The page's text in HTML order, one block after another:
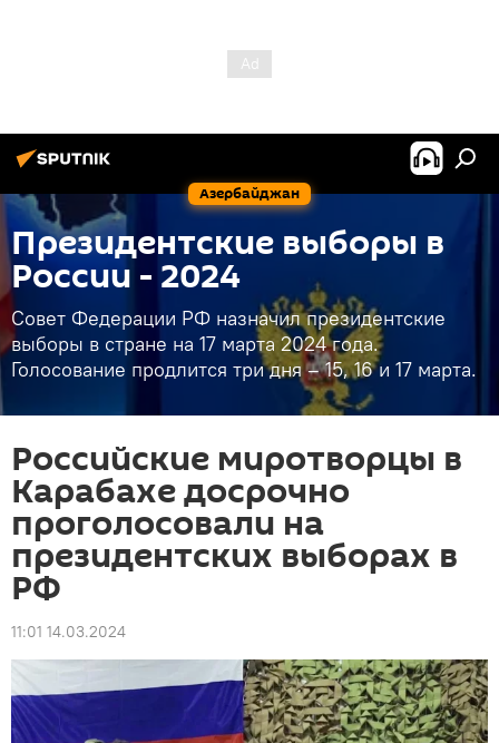
Азербайджан
Президентские выборы в
России - 2024
Совет Федерации РФ назначил президентские
выборы в стране на 17 марта 2024 года.
Голосование продлится три дня – 15, 16 и 17 марта.
Российские миротворцы в
Карабахе досрочно
проголосовали на
президентских выборах в
РФ
11:01 14.03.2024